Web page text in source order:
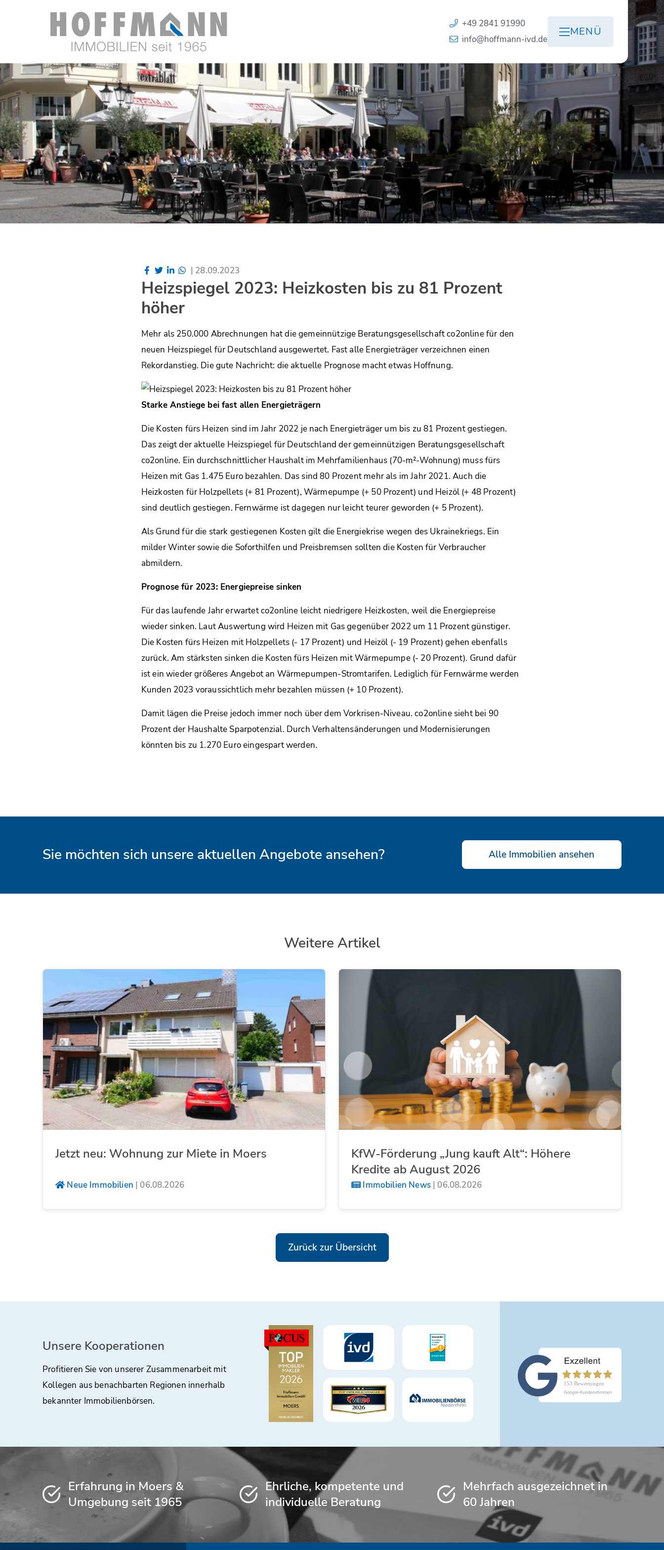
+49 2841 91990
info@hoffmann-ivd.de
MENÜ
| 28.09.2023
Heizspiegel 2023: Heizkosten bis zu 81 Prozent
höher
Mehr als 250.000 Abrechnungen hat die gemeinnützige Beratungsgesellschaft co2online für den
neuen Heizspiegel für Deutschland ausgewertet. Fast alle Energieträger verzeichnen einen
Rekordanstieg. Die gute Nachricht: die aktuelle Prognose macht etwas Hoffnung.
Starke Anstiege bei fast allen Energieträgern
Die Kosten fürs Heizen sind im Jahr 2022 je nach Energieträger um bis zu 81 Prozent gestiegen.
Das zeigt der aktuelle Heizspiegel für Deutschland der gemeinnützigen Beratungsgesellschaft
co2online. Ein durchschnittlicher Haushalt im Mehrfamilienhaus (70-m²-Wohnung) muss fürs
Heizen mit Gas 1.475 Euro bezahlen. Das sind 80 Prozent mehr als im Jahr 2021. Auch die
Heizkosten für Holzpellets (+ 81 Prozent), Wärmepumpe (+ 50 Prozent) und Heizöl (+ 48 Prozent)
sind deutlich gestiegen. Fernwärme ist dagegen nur leicht teurer geworden (+ 5 Prozent).
Als Grund für die stark gestiegenen Kosten gilt die Energiekrise wegen des Ukrainekriegs. Ein
milder Winter sowie die Soforthilfen und Preisbremsen sollten die Kosten für Verbraucher
abmildern.
Prognose für 2023: Energiepreise sinken
Für das laufende Jahr erwartet co2online leicht niedrigere Heizkosten, weil die Energiepreise
wieder sinken. Laut Auswertung wird Heizen mit Gas gegenüber 2022 um 11 Prozent günstiger.
Die Kosten fürs Heizen mit Holzpellets (- 17 Prozent) und Heizöl (- 19 Prozent) gehen ebenfalls
zurück. Am stärksten sinken die Kosten fürs Heizen mit Wärmepumpe (- 20 Prozent). Grund dafür
ist ein wieder größeres Angebot an Wärmepumpen-Stromtarifen. Lediglich für Fernwärme werden
Kunden 2023 voraussichtlich mehr bezahlen müssen (+ 10 Prozent).
Damit lägen die Preise jedoch immer noch über dem Vorkrisen-Niveau. co2online sieht bei 90
Prozent der Haushalte Sparpotenzial. Durch Verhaltensänderungen und Modernisierungen
könnten bis zu 1.270 Euro eingespart werden.
Sie möchten sich unsere aktuellen Angebote ansehen? Alle Immobilien ansehen
Weitere Artikel
Jetzt neu: Wohnung zur Miete in Moers
Neue Immobilien | 06.08.2026
KfW-Förderung „Jung kauft Alt“: Höhere
Kredite ab August 2026
Immobilien News| 06.08.2026
Zurück zur Übersicht
Unsere Kooperationen
Profitieren Sie von unserer Zusammenarbeit mit
Kollegen aus benachbarten Regionen innerhalb
bekannter Immobilienbörsen.
Erfahrung in Moers &
Umgebung seit 1965
Ehrliche, kompetente und
individuelle Beratung
Mehrfach ausgezeichnet in
60 Jahren